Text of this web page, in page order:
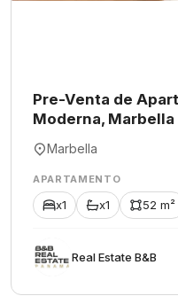
Pre-Venta de
Moderna, Marbella
Marbella
APARTAMENTO
x1 x1 52 m²
Rеаl Еstаtе В&В